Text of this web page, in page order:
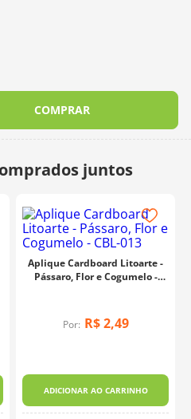
COMPRAR
Aplique Cardboard Litoarte -
Pássaro, Flor e Cogumelo -
Por: R$ 2,49
ADICIONAR AO CARRINHO